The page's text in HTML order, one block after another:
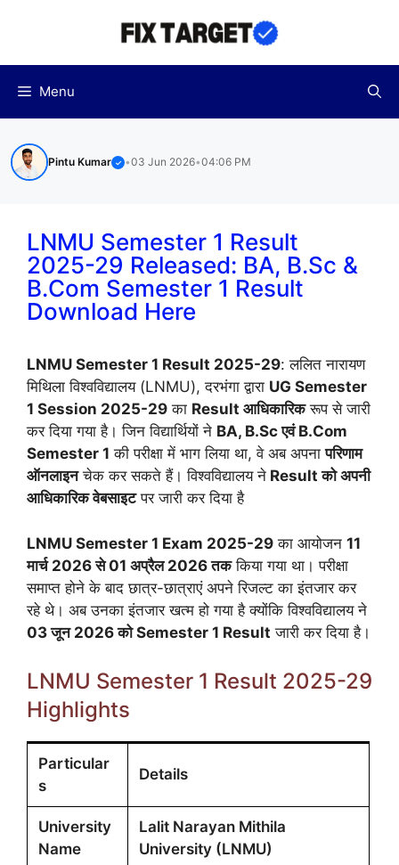
Menu
Pintu Kumar ✓ •03 Jun 2026•04:06 PM
LNMU Semester 1 Result
2025-29 Released: BA, B.Sc &
B.Com Semester 1 Result
Download Here
LNMU Semester 1 Result 2025-29: ललित नारायण
मिथिला विश्वविद्यालय (LNMU), दरभंगा द्वारा UG Semester
1 Session 2025-29 का Result आधिकारिकरूप से जारी
कर दिया गया है। जिन विद्यार्थियों ने BA, B.Sc एवं B.Com
Semester 1 की परीक्षा में भाग लिया था, वे अब अपनापरिणाम
ऑनलाइनचेक कर सकते हैं। विश्वविद्यालय ने Result को अपनी
आधिकारिक वेबसाइटपर जारी कर दिया है
LNMU Semester 1 Exam 2025-29 का आयोजन 11
मार्च 2026 से 01 अप्रैल 2026 तककिया गया था। परीक्षा
समाप्त होने के बाद छात्र-छात्राएं अपने रिजल्ट का इंतजार कर
रहे थे। अब उनका इंतजार खत्म हो गया है क्योंकि विश्वविद्यालय ने
03 जून 2026 को Semester 1 Result जारी कर दिया है।
LNMU Semester 1 Result 2025-29
Highlights
Particular
s
Details
University
Name
Lalit Narayan Mithila
University (LNMU)